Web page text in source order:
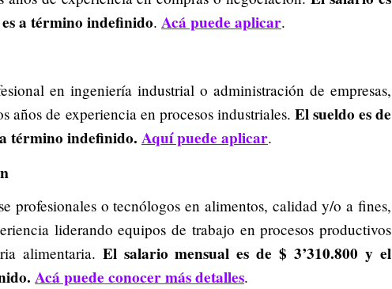
a término indefinido. Acá puede aplicar.
en ingeniería industrial o administración de empresas,
años de experiencia en procesos industriales. El sueldo es de
término indefinido. Aquí puede aplicar.
profesionales o tecnólogos en alimentos, calidad y/o a fines,
liderando equipos de trabajo en procesos productivos
alimentaria. El salario mensual es de $ 3’310.800 y el
Acá puede conocer más detalles.